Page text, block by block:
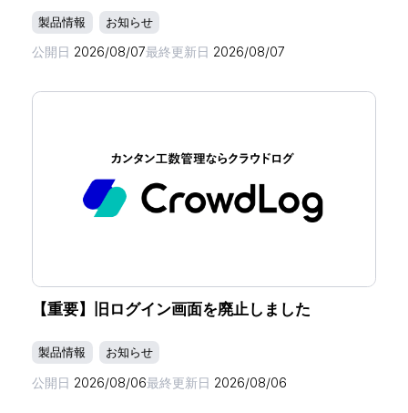
製品情報 お知らせ
公開日 2026/08/07最終更新日 2026/08/07
【重要】旧ログイン画面を廃止しました
製品情報 お知らせ
公開日 2026/08/06最終更新日 2026/08/06